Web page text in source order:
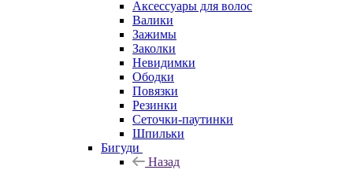
Аксессуары для волос
Валики
Зажимы
Заколки
Невидимки
Ободки
Повязки
Резинки
Сеточки-паутинки
Шпильки
Бигуди
Назад